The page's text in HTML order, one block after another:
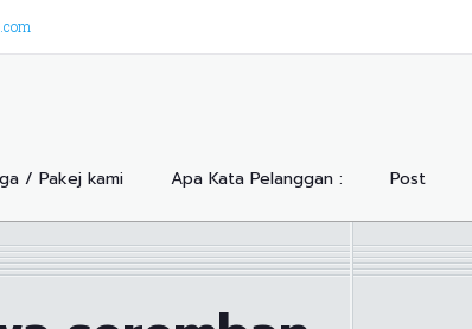
/ Pakej kami Apa Kata Pelanggan : Post